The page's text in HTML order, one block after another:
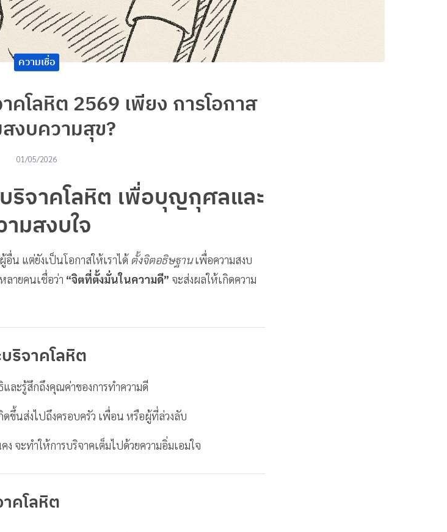
ความเชื่อ
โลหิต 2569 เพียง การโอกาส
งบความสุข?
01/05/2026
จาคโลหิต เพื่อบุญกุศลและ
มสงบใจ
อื่น แต่ยังเป็นโอกาสให้เราได้ ตั้งจิตอธิษฐานเพื่อความสงบ
ลายคนเชื่อว่า “จิตที่ตั้งมั่นในความดี” จะส่งผลให้เกิดความ
ริจาคโลหิต
ละรู้สึกถึงคุณค่าของการทำความดี
ขึ้นส่งไปถึงครอบครัว เพื่อน หรือผู้ที่ล่วงลับ
ง จะทำให้การบริจาคเต็มไปด้วยความอิ่มเอมใจ
คโลหิต